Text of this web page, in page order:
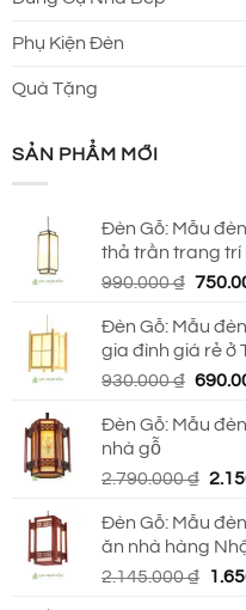
Phụ Kiện Đèn
Quà Tặng
SẢN PHẨM MỚI
Đèn Gỗ: Mẫu
thả trần trang trí
990.000₫ Giá
là:
Đèn Gỗ: Mẫu
gia đình giá rẻ ở
930.000₫ Giá
là:
Đèn Gỗ: Mẫu
nhà gỗ
2.790.000₫ Giá
là:
Đèn Gỗ: Mẫu
ăn nhà hàng
2.145.000₫
Giá